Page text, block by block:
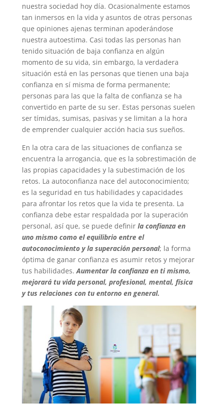
nuestra sociedad hoy día. Ocasionalmente estamos
tan inmersos en la vida y asuntos de otras personas
que opiniones ajenas terminan apoderándose
nuestra autoestima. Casi todas las personas han
tenido situación de baja confianza en algún
momento de su vida, sin embargo, la verdadera
situación está en las personas que tienen una baja
confianza en sí misma de forma permanente;
personas para las que la falta de confianza se ha
convertido en parte de su ser. Estas personas suelen
ser tímidas, sumisas, pasivas y se limitan a la hora
de emprender cualquier acción hacia sus sueños.
En la otra cara de las situaciones de confianza se
encuentra la arrogancia, que es la sobrestimación de
las propias capacidades y la subestimación de los
retos. La autoconfianza nace del autoconocimiento;
es la seguridad en tus habilidades y capacidades
para afrontar los retos que la vida te presenta. La
confianza debe estar respaldada por la superación
personal, así que, se puede definir la confianza en
uno mismo como el equilibrio entre el
autoconocimiento y la superación personal; la forma
óptima de ganar confianza es asumir retos y mejorar
tus habilidades. Aumentar la confianza en ti mismo,
mejorará tu vida personal, profesional, mental, física
y tus relaciones con tu entorno en general.